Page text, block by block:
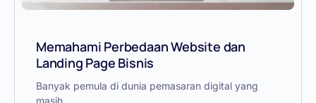
Memahami Perbedaan Website dan
Landing Page Bisnis
Banyak pemula di dunia pemasaran digital yang
masih...